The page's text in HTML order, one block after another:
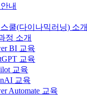
내
쿨(다이나믹러닝) 소개
정 소개
BI 교육
교육
교육
교육
Automate 교육